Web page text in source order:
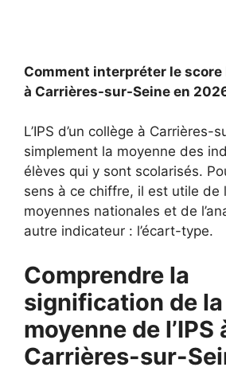
Comment interpréter le score
à Carrières-sur-Seine en
L’IPS d’un collège à Carrières-
simplement la moyenne des
élèves qui y sont scolarisés.
sens à ce chiffre, il est utile de
moyennes nationales et de
autre indicateur : l’écart-type.
Comprendre la
signification de
moyenne de l’IPS
Carrières-sur-